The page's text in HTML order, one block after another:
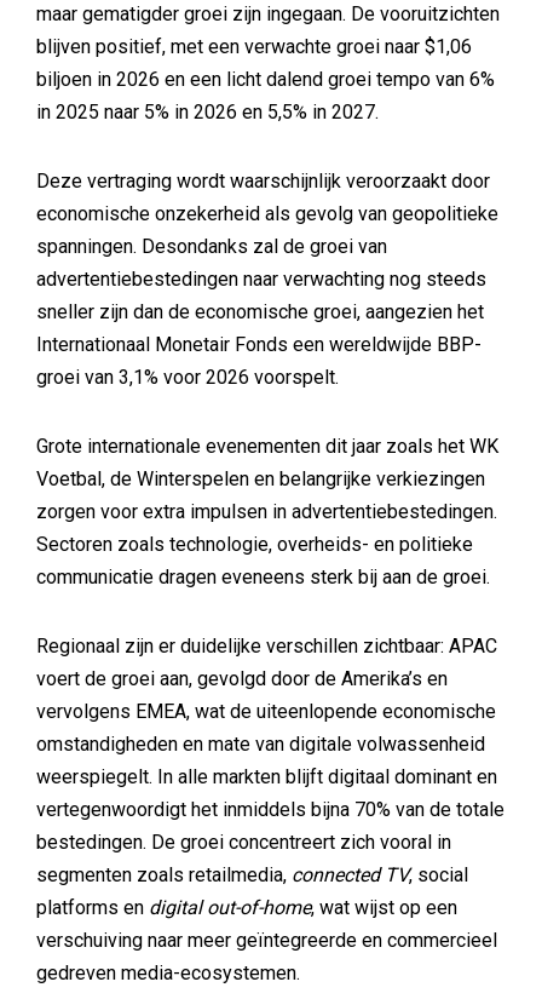
maar gematigder groei zijn ingegaan. De vooruitzichten
blijven positief, met een verwachte groei naar $1,06
biljoen in 2026 en een licht dalend groei tempo van 6%
in 2025 naar 5% in 2026 en 5,5% in 2027.
Deze vertraging wordt waarschijnlijk veroorzaakt door
economische onzekerheid als gevolg van geopolitieke
spanningen. Desondanks zal de groei van
advertentiebestedingen naar verwachting nog steeds
sneller zijn dan de economische groei, aangezien het
Internationaal Monetair Fonds een wereldwijde BBP-
groei van 3,1% voor 2026 voorspelt.
Grote internationale evenementen dit jaar zoals het WK
Voetbal, de Winterspelen en belangrijke verkiezingen
zorgen voor extra impulsen in advertentiebestedingen.
Sectoren zoals technologie, overheids- en politieke
communicatie dragen eveneens sterk bij aan de groei.
Regionaal zijn er duidelijke verschillen zichtbaar: APAC
voert de groei aan, gevolgd door de Amerika’s en
vervolgens EMEA, wat de uiteenlopende economische
omstandigheden en mate van digitale volwassenheid
weerspiegelt. In alle markten blijft digitaal dominant en
vertegenwoordigt het inmiddels bijna 70% van de totale
bestedingen. De groei concentreert zich vooral in
segmenten zoals retailmedia, connected TV, social
platforms en digital out-of-home, wat wijst op een
verschuiving naar meer geïntegreerde en commercieel
gedreven media-ecosystemen.